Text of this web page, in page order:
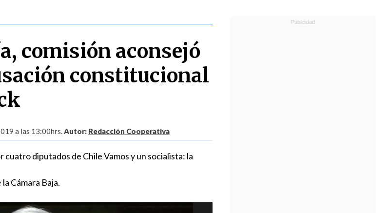
comisión aconsejó
constitucional
a las 13:00hrs.Autor: Redacción Cooperativa
diputados de Chile Vamos y un socialista: la
Cámara Baja.